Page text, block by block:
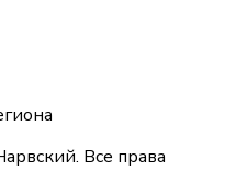
. Все права